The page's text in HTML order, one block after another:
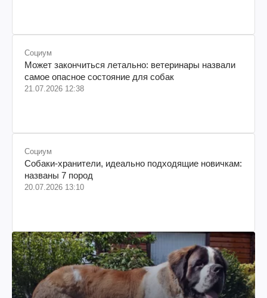
Социум
Может закончиться летально: ветеринары назвали
самое опасное состояние для собак
21.07.2026 12:38
Социум
Собаки-хранители, идеально подходящие новичкам:
названы 7 пород
20.07.2026 13:10